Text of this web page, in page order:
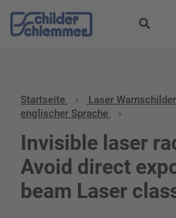
Startseite Laser Warnschilder
englischer Sprache
Invisible laser
Avoid direct
beam Laser